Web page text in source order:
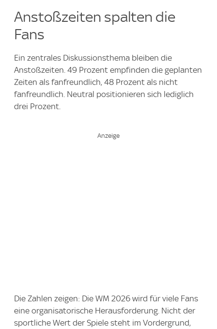
Anstoßzeiten spalten die
Fans
Ein zentrales Diskussionsthema bleiben die
Anstoßzeiten. 49 Prozent empfinden die geplanten
Zeiten als fanfreundlich, 48 Prozent als nicht
fanfreundlich. Neutral positionieren sich lediglich
drei Prozent.
Die Zahlen zeigen: Die WM 2026 wird für viele Fans
eine organisatorische Herausforderung. Nicht der
sportliche Wert der Spiele steht im Vordergrund,